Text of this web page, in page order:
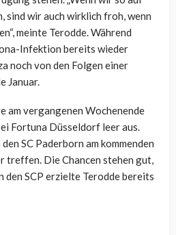
sind wir auch wirklich froh, wenn
meinte Terodde. Während
Infektion bereits wieder
noch von den Folgen einer
Januar.
am vergangenen Wochenende
Fortuna Düsseldorf leer aus.
SC Paderborn am kommenden
treffen. Die Chancen stehen gut,
den SCP erzielte Terodde bereits